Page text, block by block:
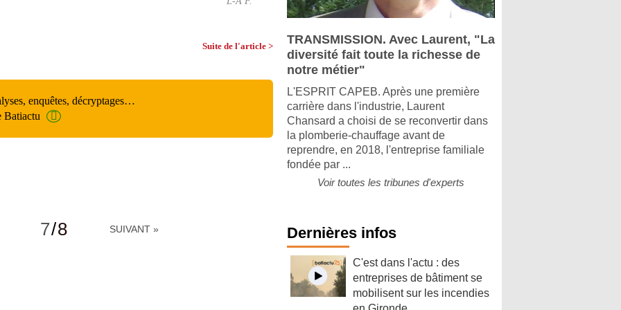
Suite de l'article >
enquêtes, décryptages…
Batiactu
7/8 SUIVANT »
TRANSMISSION. Avec Laurent, "La
diversité fait toute la richesse de
notre métier"
L'ESPRIT CAPEB. Après une première
carrière dans l'industrie, Laurent
Chansard a choisi de se reconvertir dans
la plomberie-chauffage avant de
reprendre, en 2018, l'entreprise familiale
fondée par ...
Voir toutes les tribunes d'experts
Dernières infos
C'est dans l'actu : des
entreprises de bâtiment se
mobilisent sur les incendies